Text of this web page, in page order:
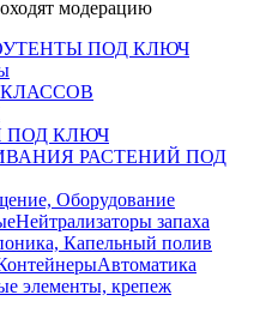
модерацию
ПОД КЛЮЧ
ПОД КЛЮЧ
РАСТЕНИЙ ПОД
Оборудование
Нейтрализаторы запаха
Капельный полив
Автоматика
элементы, крепеж